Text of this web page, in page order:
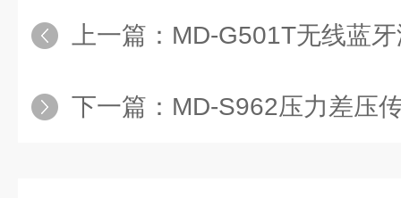
上一篇： MD-G501T无线蓝
下一篇： MD-S962压力差压